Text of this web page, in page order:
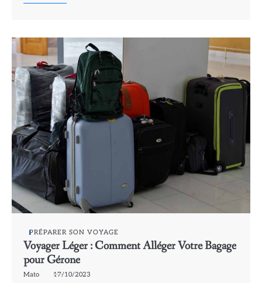
PRÉPARER SON VOYAGE
Voyager Léger : Comment Alléger Votre Bagage
pour Gérone
Mato 17/10/2023